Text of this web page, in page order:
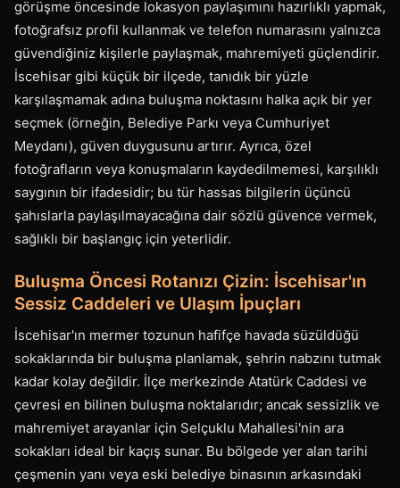
görüşme öncesinde lokasyon paylaşımını hazırlıklı yapmak,
fotoğrafsız profil kullanmak ve telefon numarasını yalnızca
güvendiğiniz kişilerle paylaşmak, mahremiyeti güçlendirir.
İscehisar gibi küçük bir ilçede, tanıdık bir yüzle
karşılaşmamak adına buluşma noktasını halka açık bir yer
seçmek (örneğin, Belediye Parkı veya Cumhuriyet
Meydanı), güven duygusunu artırır. Ayrıca, özel
fotoğrafların veya konuşmaların kaydedilmemesi, karşılıklı
saygının bir ifadesidir; bu tür hassas bilgilerin üçüncü
şahıslarla paylaşılmayacağına dair sözlü güvence vermek,
sağlıklı bir başlangıç için yeterlidir.
Buluşma Öncesi Rotanızı Çizin: İscehisar'ın
Sessiz Caddeleri ve Ulaşım İpuçları
İscehisar'ın mermer tozunun hafifçe havada süzüldüğü
sokaklarında bir buluşma planlamak, şehrin nabzını tutmak
kadar kolay değildir. İlçe merkezinde Atatürk Caddesi ve
çevresi en bilinen buluşma noktalarıdır; ancak sessizlik ve
mahremiyet arayanlar için Selçuklu Mahallesi'nin ara
sokakları ideal bir kaçış sunar. Bu bölgede yer alan tarihi
çeşmenin yanı veya eski belediye binasının arkasındaki